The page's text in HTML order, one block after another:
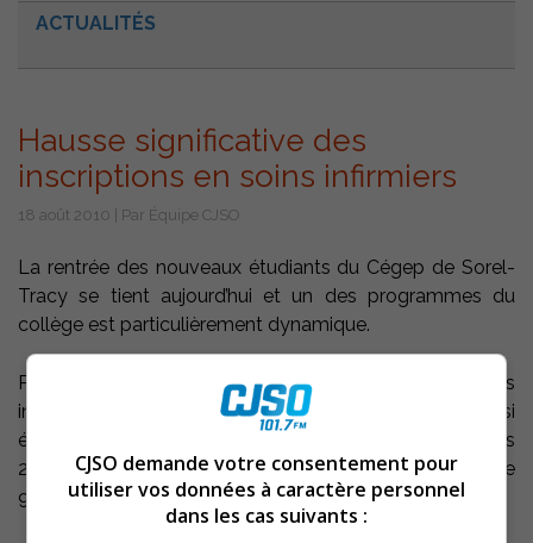
ACTUALITÉS
Hausse significative des
inscriptions en soins infirmiers
18 août 2010 | Par Équipe CJSO
La rentrée des nouveaux étudiants du Cégep de Sorel-
Tracy se tient aujourd’hui et un des programmes du
collège est particulièrement dynamique.
Plus de 160 étudiants seront au rendez-vous en soins
infirmiers, soient 25 de plus que l’an dernier, qui avait aussi
été une bonne année avec 27 de plus qu’en 2008. Depuis
2007, le nombre d’étudiants du programme est passé de
95 à 161.
CJSO demande votre consentement pour
utiliser vos données à caractère personnel
dans les cas suivants :